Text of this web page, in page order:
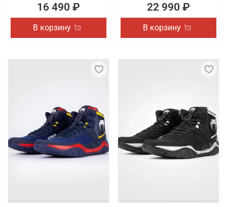
16 490 ₽
В корзину
22 990 ₽
В корзину